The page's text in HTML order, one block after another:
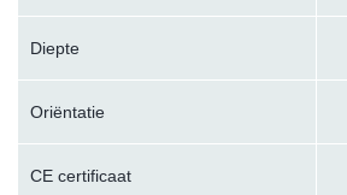
Diepte
Oriëntatie
CE certificaat